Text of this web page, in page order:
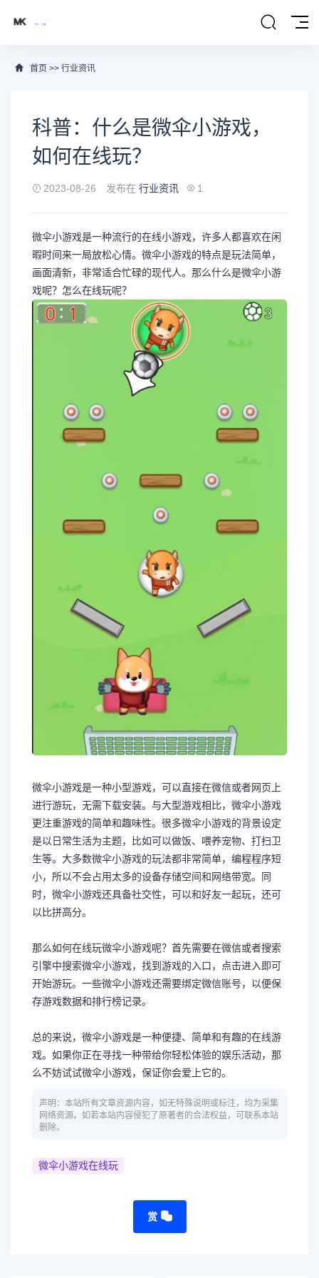
首页 >> 行业资讯
科普：什么是微伞小游戏，
如何在线玩？
2023-08-26 发布在 行业资讯 1
微伞小游戏是一种流行的在线小游戏，许多人都喜欢在闲
暇时间来一局放松心情。微伞小游戏的特点是玩法简单，
画面清新，非常适合忙碌的现代人。那么什么是微伞小游
戏呢？怎么在线玩呢？
微伞小游戏是一种小型游戏，可以直接在微信或者网页上
进行游玩，无需下载安装。与大型游戏相比，微伞小游戏
更注重游戏的简单和趣味性。很多微伞小游戏的背景设定
是以日常生活为主题，比如可以做饭、喂养宠物、打扫卫
生等。大多数微伞小游戏的玩法都非常简单，编程程序短
小，所以不会占用太多的设备存储空间和网络带宽。同
时，微伞小游戏还具备社交性，可以和好友一起玩，还可
以比拼高分。
那么如何在线玩微伞小游戏呢？首先需要在微信或者搜索
引擎中搜索微伞小游戏，找到游戏的入口，点击进入即可
开始游玩。一些微伞小游戏还需要绑定微信账号，以便保
存游戏数据和排行榜记录。
总的来说，微伞小游戏是一种便捷、简单和有趣的在线游
戏。如果你正在寻找一种带给你轻松体验的娱乐活动，那
么不妨试试微伞小游戏，保证你会爱上它的。
声明：本站所有文章资源内容，如无特殊说明或标注，均为采集
网络资源。如若本站内容侵犯了原著者的合法权益，可联系本站
删除。
微伞小游戏在线玩
赏